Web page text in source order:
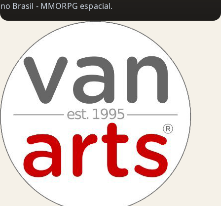
no Brasil - MMORPG espacial.